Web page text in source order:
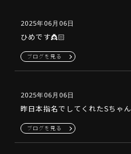
2025年06月06日
ひめです👸🏻
ブログを見る
2025年06月06日
昨日本指名でしてくれたSちゃん
ブログを見る